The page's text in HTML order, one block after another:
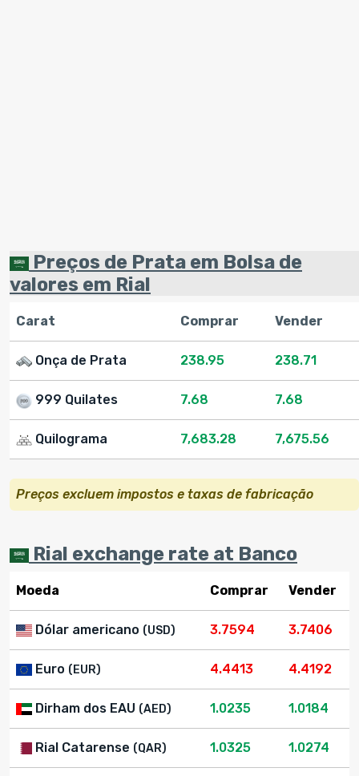
Preços de Prata em Bolsa de
valores em Rial
Carat Comprar Vender
Onça de Prata 238.95 238.71
999 Quilates 7.68 7.68
Quilograma 7,683.28 7,675.56
Preços excluem impostos e taxas de fabricação
Rial exchange rate at Banco
Moeda Comprar Vender
Dólar americano (USD) 3.7594 3.7406
Euro (EUR) 4.4413 4.4192
Dirham dos EAU (AED) 1.0235 1.0184
Rial Catarense (QAR) 1.0325 1.0274